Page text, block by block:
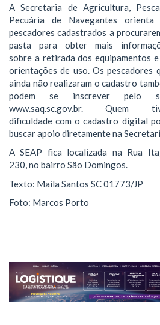
A Secretaria de Agricultura,
Pecuária de Navegantes orienta
pescadores cadastrados a
pasta para obter mais
sobre a retirada dos equipamentos e
orientações de uso. Os pescadores
ainda não realizaram o cadastro
podem se inscrever pelo
www.saq.sc.gov.br. Quem
dificuldade com o cadastro digital
buscar apoio diretamente na
A SEAP fica localizada na Rua
230, no bairro São Domingos.
Texto: Maila Santos SC 01773/JP
Foto: Marcos Porto